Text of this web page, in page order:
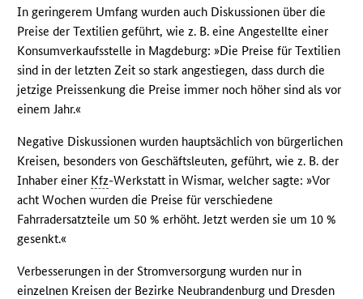
In geringerem Umfang wurden auch Diskussionen über die
Preise der Textilien geführt, wie z. B. eine Angestellte einer
Konsumverkaufsstelle in Magdeburg: »Die Preise für Textilien
sind in der letzten Zeit so stark angestiegen, dass durch die
jetzige Preissenkung die Preise immer noch höher sind als vor
einem Jahr.«
Negative Diskussionen wurden hauptsächlich von bürgerlichen
Kreisen, besonders von Geschäftsleuten, geführt, wie z. B. der
Inhaber einer Kfz-Werkstatt in Wismar, welcher sagte: »Vor
acht Wochen wurden die Preise für verschiedene
Fahrradersatzteile um 50 % erhöht. Jetzt werden sie um 10 %
gesenkt.«
Verbesserungen in der Stromversorgung wurden nur in
einzelnen Kreisen der Bezirke Neubrandenburg und Dresden